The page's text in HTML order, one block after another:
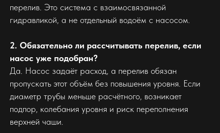
перелив. Это система с взаимосвязанной
гидравликой, а не отдельный водоём с насосом.
2. Обязательно ли рассчитывать перелив, если
насос уже подобран?
Да. Насос задаёт расход, а перелив обязан
пропускать этот объём без повышения уровня. Если
диаметр трубы меньше расчётного, возникает
подпор, колебания уровня и риск переполнения
верхней чаши.